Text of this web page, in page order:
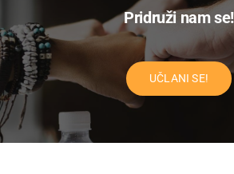
Pridruži nam se!
UČLANI SE!